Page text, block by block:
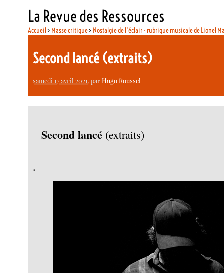
La Revue des Ressources
Accueil> Masse critique> Nostalgie de l’éclair - rubrique musicale de Lionel
Second lancé (extraits)
samedi 17 avril 2021, parHugo Roussel
Second lancé(extraits)
.